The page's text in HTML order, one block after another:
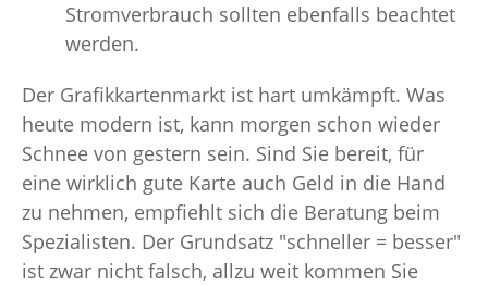
Stromverbrauch sollten ebenfalls beachtet
werden.
Der Grafikkartenmarkt ist hart umkämpft. Was
heute modern ist, kann morgen schon wieder
Schnee von gestern sein. Sind Sie bereit, für
eine wirklich gute Karte auch Geld in die Hand
zu nehmen, empfiehlt sich die Beratung beim
Spezialisten. Der Grundsatz "schneller = besser"
ist zwar nicht falsch, allzu weit kommen Sie